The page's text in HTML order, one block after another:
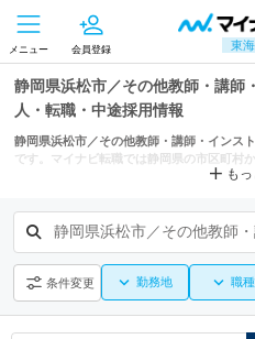
東
メニュー 会員登録
静岡県浜松市／その他教師・講師
人・転職・中途採用情報
静岡県浜松市／その他教師・講師・インス
です。マイナビ転職では静岡県の市区町村
も
条件変更 勤務地 職種